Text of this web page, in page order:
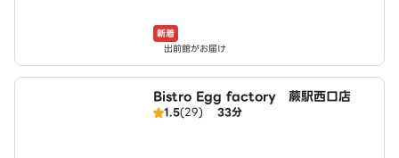
新着
出前館がお届け
Bistro Egg factory 蕨駅西口店
1.5(29) 33分